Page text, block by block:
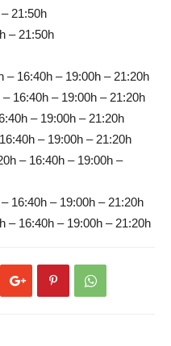
21:50h
– 21:50h
– 16:40h – 19:00h – 21:20h
16:40h – 19:00h – 21:20h
– 19:00h – 21:20h
– 19:00h – 21:20h
– 16:40h – 19:00h –
16:40h – 19:00h – 21:20h
– 16:40h – 19:00h – 21:20h